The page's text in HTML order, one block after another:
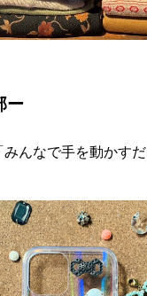
ー
んなで手を動かすだ